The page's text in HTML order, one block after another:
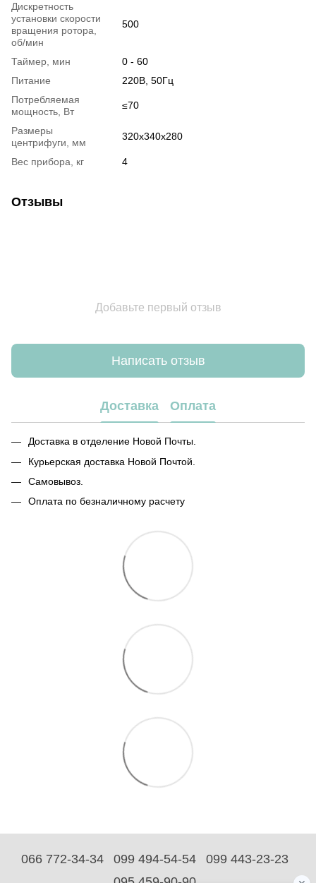
Дискретность
установки скорости
вращения ротора,
об/мин
500
Таймер, мин
0 - 60
Питание
220В, 50Гц
Потребляемая
мощность, Вт
≤70
Размеры
центрифуги, мм
320x340x280
Вес прибора, кг 4
Отзывы
Добавьте первый отзыв
Написать отзыв
Доставка Оплата
Доставка в отделение Новой Почты.
Курьерская доставка Новой Почтой.
Самовывоз.
Оплата по безналичному расчету
066 772-34-34 099 494-54-54
099 443-23-23